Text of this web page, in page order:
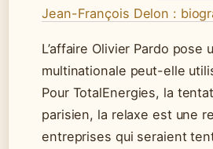
Jean-François Delon :
L’affaire Olivier Pardo
multinationale peut-elle
Pour TotalEnergies, la
parisien, la relaxe est une
entreprises qui seraient